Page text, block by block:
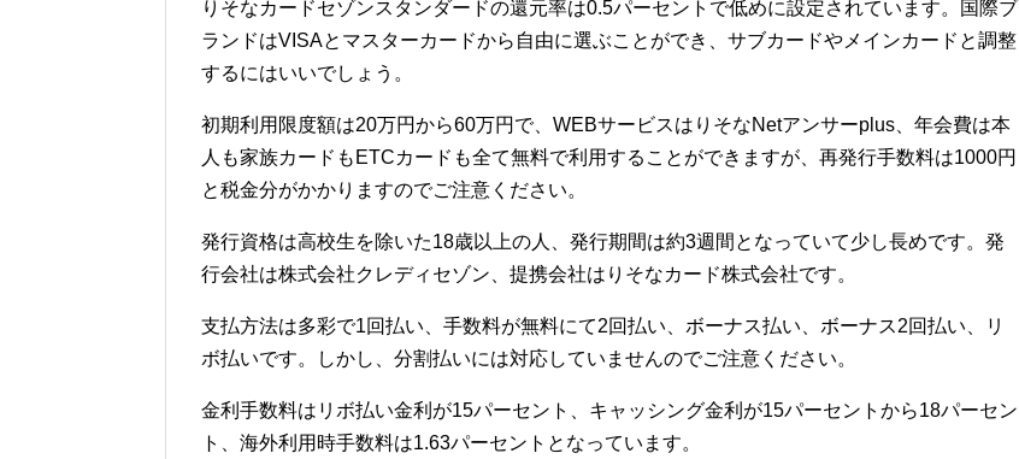
りそなカードセゾンスタンダードの還元率は0.5パーセントで低めに設定されています。国際ブ
ランドはVISAとマスターカードから自由に選ぶことができ、サブカードやメインカードと調整
するにはいいでしょう。
初期利用限度額は20万円から60万円で、WEBサービスはりそなNetアンサーplus、年会費は本
人も家族カードもETCカードも全て無料で利用することができますが、再発行手数料は1000円
と税金分がかかりますのでご注意ください。
発行資格は高校生を除いた18歳以上の人、発行期間は約3週間となっていて少し長めです。発
行会社は株式会社クレディセゾン、提携会社はりそなカード株式会社です。
支払方法は多彩で1回払い、手数料が無料にて2回払い、ボーナス払い、ボーナス2回払い、リ
ボ払いです。しかし、分割払いには対応していませんのでご注意ください。
金利手数料はリボ払い金利が15パーセント、キャッシング金利が15パーセントから18パーセン
ト、海外利用時手数料は1.63パーセントとなっています。